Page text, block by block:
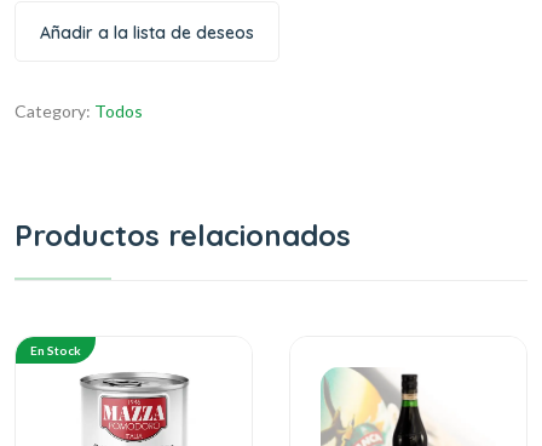
Añadir a la lista de deseos
Category: Todos
Productos relacionados
En Stock